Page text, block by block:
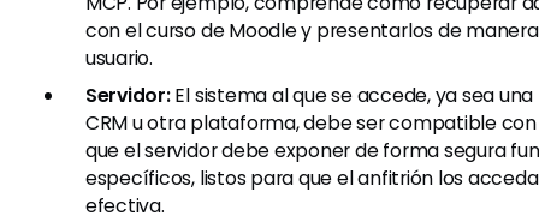
con el curso de Moodle y presentarlos de
usuario.
Servidor:El sistema al que se accede, ya sea
CRM u otra plataforma, debe ser compatible con
que el servidor debe exponer de forma segura
específicos, listos para que el anfitrión los
efectiva.